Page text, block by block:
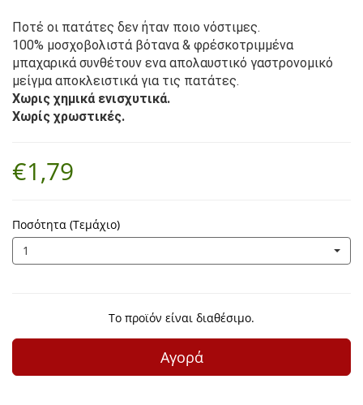
Ποτέ οι πατάτες δεν ήταν ποιο νόστιμες.
100% μοσχοβολιστά βότανα & φρέσκοτριμμένα
μπαχαρικά συνθέτουν ενα απολαυστικό γαστρονομικό
μείγμα αποκλειστικά για τις πατάτες.
Χωρις χημικά ενισχυτικά.
Χωρίς χρωστικές.
€1,79
Ποσότητα (Τεμάχιο)
1
Το προϊόν είναι διαθέσιμο.
Αγορά